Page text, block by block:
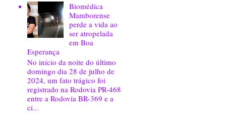
Biomédica
Mamborense
perde a vida ao
ser atropelada
em Boa
Esperança
No início da noite do último
domingo dia 28 de julho de
2024, um fato trágico foi
registrado na Rodovia PR-468
entre a Rodovia BR-369 e a
ci...